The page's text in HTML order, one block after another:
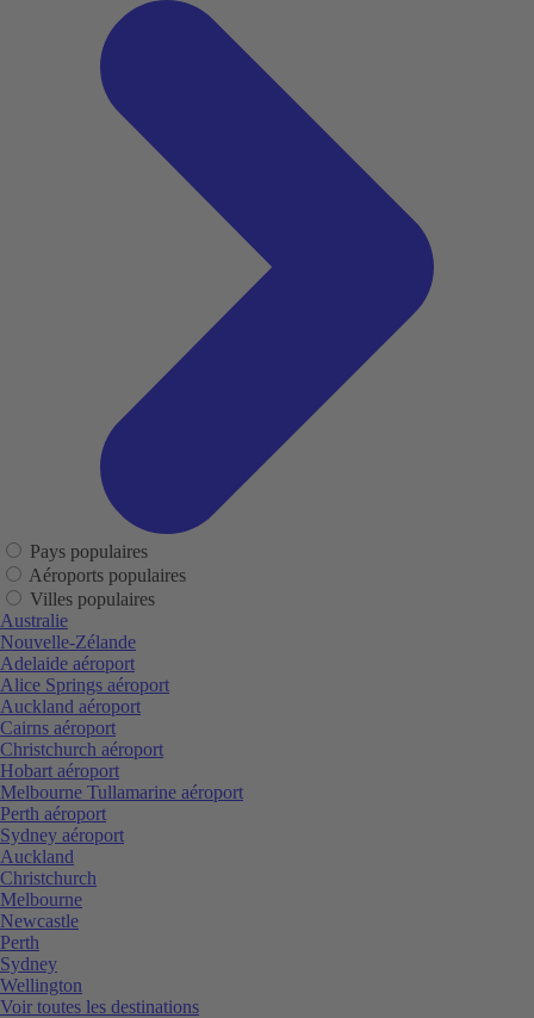
Pays populaires
Aéroports populaires
Villes populaires
Australie
Nouvelle-Zélande
Adelaide aéroport
Alice Springs aéroport
Auckland aéroport
Cairns aéroport
Christchurch aéroport
Hobart aéroport
Melbourne Tullamarine aéroport
Perth aéroport
Sydney aéroport
Auckland
Christchurch
Melbourne
Newcastle
Perth
Sydney
Wellington
Voir toutes les destinations